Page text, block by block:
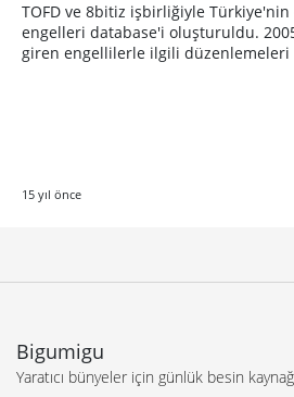
TOFD ve 8bitiz işbirliğiyle
engelleri database'i oluşturuldu.
giren engellilerle ilgili düzenlemeleri
15 yıl önce
Bigumigu
Yaratıcı bünyeler için günlük besin